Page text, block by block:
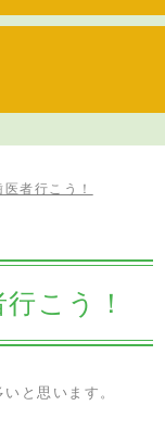
者行こう！
こう！
と思います。